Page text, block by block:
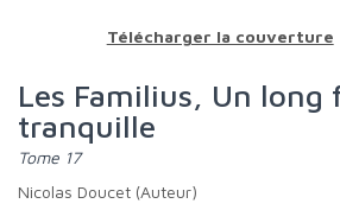
Télécharger la couverture
Les Familius, Un long fleuve
tranquille
Tome 17
Nicolas Doucet (Auteur)